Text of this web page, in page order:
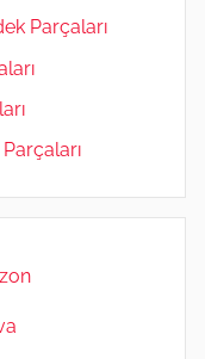
Parçaları